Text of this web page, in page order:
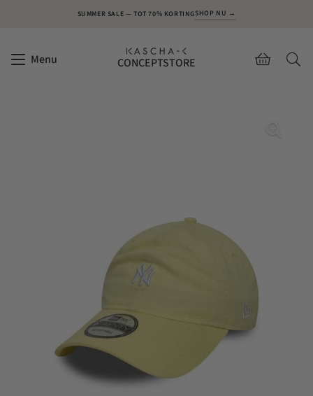
SUMMER SALE — TOT 70% KORTINGSHOP NU →
Menu CONCEPTSTORE